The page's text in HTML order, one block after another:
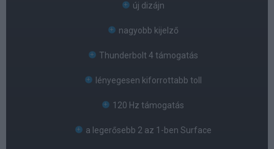
új dizájn
nagyobb kijelző
Thunderbolt 4 támogatás
lényegesen kiforrottabb toll
120 Hz támogatás
a legerősebb 2 az 1-ben Surface